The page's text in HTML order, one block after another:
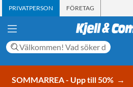
PRIVATPERSON FÖRETAG
SOMMARREA - Upp till 50% →